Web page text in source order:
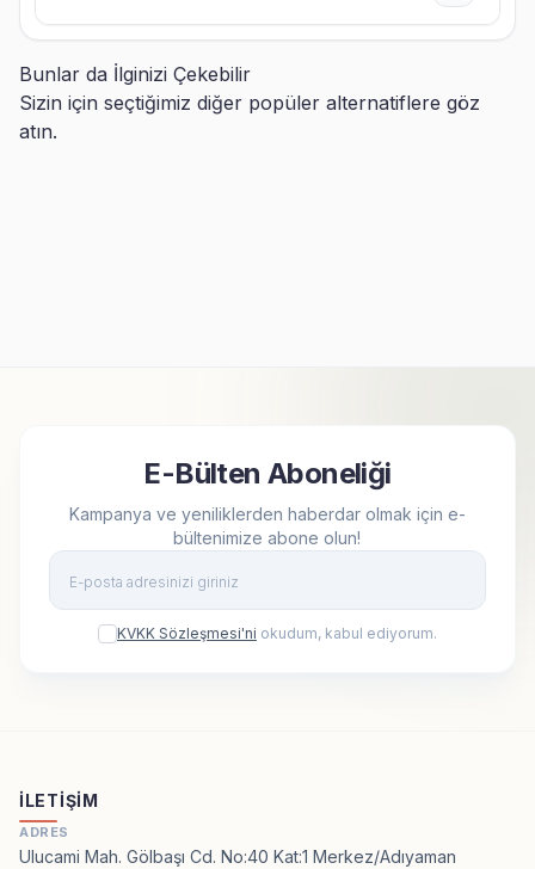
Bunlar da İlginizi Çekebilir
Sizin için seçtiğimiz diğer popüler alternatiflere göz
atın.
E-Bülten Aboneliği
Kampanya ve yeniliklerden haberdar olmak için e-
bültenimize abone olun!
KVKK Sözleşmesi'ni okudum, kabul ediyorum.
İLETIŞIM
ADRES
Ulucami Mah. Gölbaşı Cd. No:40 Kat:1 Merkez/Adıyaman